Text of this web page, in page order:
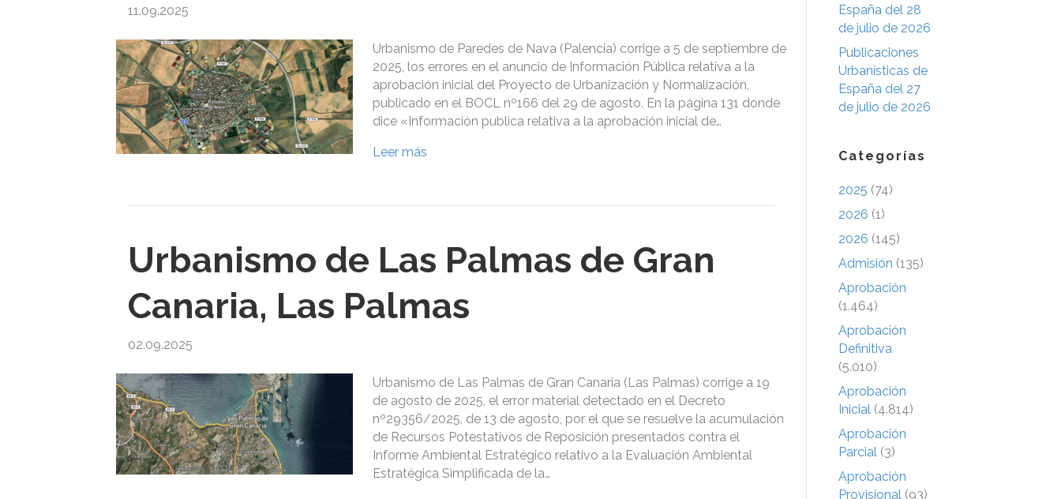
11.09.2025
Urbanismo de Paredes de Nava (Palencia) corrige a 5 de septiembre de
2025, los errores en el anuncio de Información Pública relativa a la
aprobación inicial del Proyecto de Urbanización y Normalización,
publicado en el BOCL nº166 del 29 de agosto. En la página 131 donde
dice «Información publica relativa a la aprobación inicial de…
Leer más
Urbanismo de Las Palmas de Gran
Canaria, Las Palmas
02.09.2025
Urbanismo de Las Palmas de Gran Canaria (Las Palmas) corrige a 19
de agosto de 2025, el error material detectado en el Decreto
nº29356/2025, de 13 de agosto, por el que se resuelve la acumulación
de Recursos Potestativos de Reposición presentados contra el
Informe Ambiental Estratégico relativo a la Evaluación Ambiental
Estratégica Simplificada de la…
España del 28
de julio de 2026
Publicaciones
Urbanísticas de
España del 27
de julio de 2026
Categorías
2025 (74)
2026 (1)
2026 (145)
Admisión (135)
Aprobación
(1.464)
Aprobación
Definitiva
(5.010)
Aprobación
Inicial (4.814)
Aprobación
Parcial (3)
Aprobación
Provisional (93)